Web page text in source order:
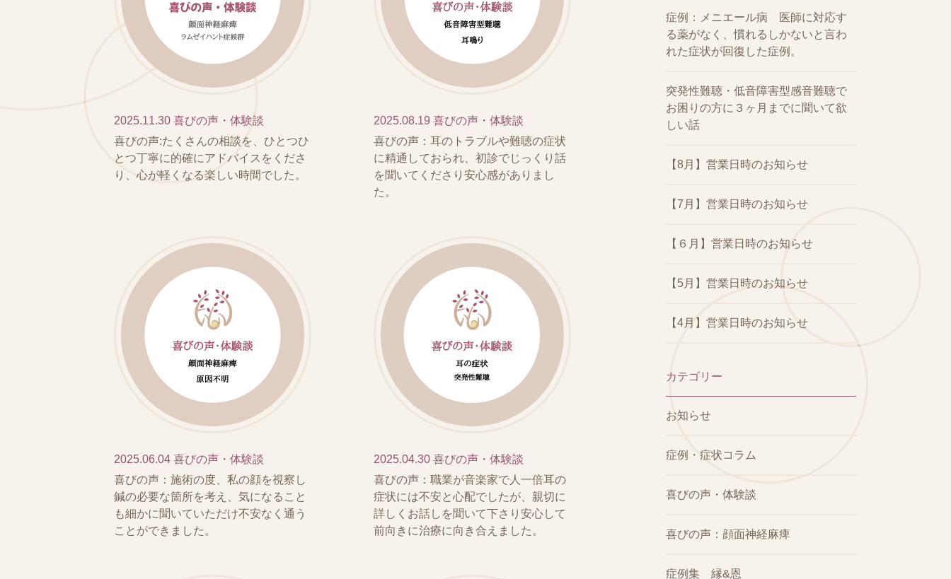
2025.11.30 喜びの声・体験談
喜びの声:たくさんの相談を、ひとつひ
とつ丁寧に的確にアドバイスをくださ
り、心が軽くなる楽しい時間でした。
2025.08.19 喜びの声・体験談
喜びの声：耳のトラブルや難聴の症状
に精通しておられ、初診でじっくり話
を聞いてくださり安心感がありまし
た。
2025.06.04 喜びの声・体験談
喜びの声：施術の度、私の顔を視察し
鍼の必要な箇所を考え、気になること
も細かに聞いていただけ不安なく通う
ことができました。
2025.04.30 喜びの声・体験談
喜びの声：職業が音楽家で人一倍耳の
症状には不安と心配でしたが、親切に
詳しくお話しを聞いて下さり安心して
前向きに治療に向き合えました。
症例：メニエール病 医師に対応す
る薬がなく、慣れるしかないと言わ
れた症状が回復した症例。
突発性難聴・低音障害型感音難聴で
お困りの方に３ヶ月までに聞いて欲
しい話
【8月】営業日時のお知らせ
【7月】営業日時のお知らせ
【６月】営業日時のお知らせ
【5月】営業日時のお知らせ
【4月】営業日時のお知らせ
カテゴリー
お知らせ
症例・症状コラム
喜びの声・体験談
喜びの声：顔面神経麻痺
症例集 縁&恩